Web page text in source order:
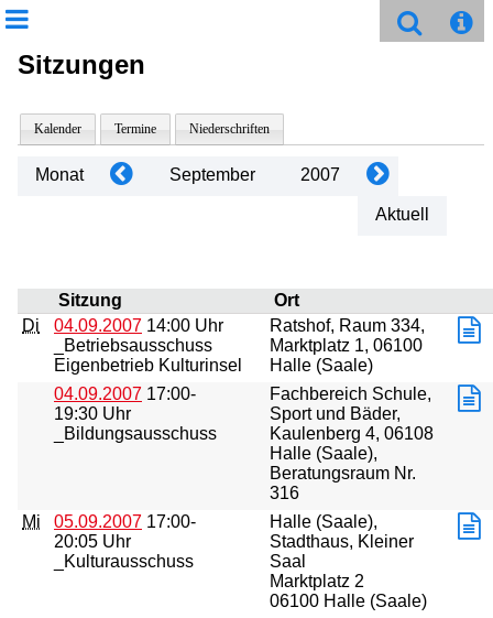
Sitzungen
Kalender Termine Niederschriften
Monat September 2007
Aktuell
Sitzung
Ort
Di
04.09.2007 14:00 Uhr
_Betriebsausschuss
Eigenbetrieb Kulturinsel
Ratshof, Raum 334,
Marktplatz 1, 06100
Halle (Saale)
04.09.2007 17:00-
19:30 Uhr
_Bildungsausschuss
Fachbereich Schule,
Sport und Bäder,
Kaulenberg 4, 06108
Halle (Saale),
Beratungsraum Nr.
316
Mi
05.09.2007 17:00-
20:05 Uhr
_Kulturausschuss
Halle (Saale),
Stadthaus, Kleiner
Saal
Marktplatz 2
06100 Halle (Saale)